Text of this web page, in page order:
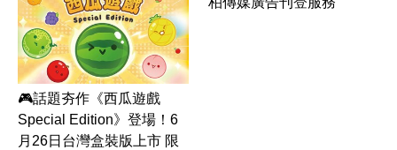
🎮話題夯作《西瓜遊戲
Special Edition》登場！6
月26日台灣盒裝版上市 限